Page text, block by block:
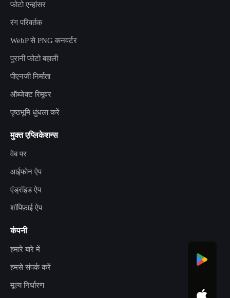
फोटो एन्हांसर
रंग परिवर्तक
WebP से PNG कनवर्टर
पुरानी फोटो बहाली
पीएनजी निर्माता
ऑब्जेक्ट रिमूवर
पृष्ठभूमि धुंधला करें
मुक्त एप्लिकेशन्स
वेब पर
आईफोन ऐप
एंड्रॉइड ऐप
शॉपिफ़ाई ऐप
कंपनी
हमारे बारे में
हमसे संपर्क करें
मूल्य निर्धारण